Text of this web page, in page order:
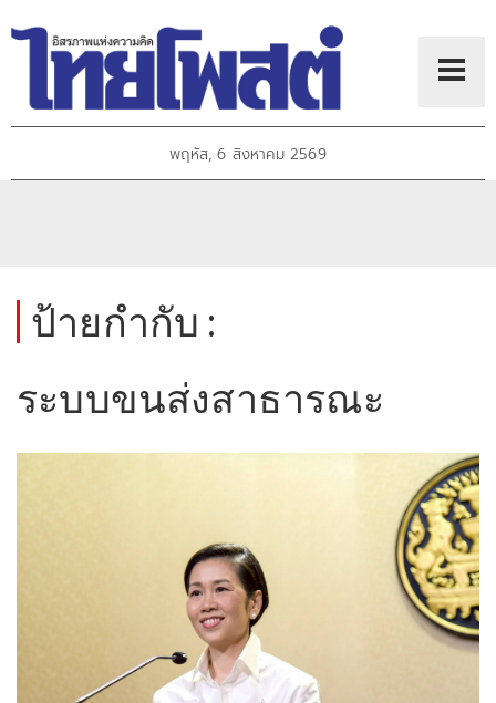
พฤหัส, 6 สิงหาคม 2569
ป้ายกำกับ :
ระบบขนส่งสาธารณะ